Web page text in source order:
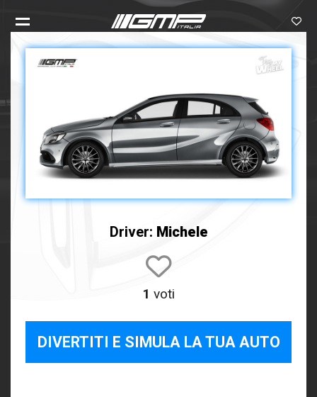
Driver: Michele
1 voti
DIVERTITI E SIMULA LA TUA AUTO